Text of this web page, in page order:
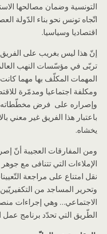
التونسية وضمان مصالحها
اتّجاه تونس نحو بناء الدّولة
اقتصاديا وسياسيا.
إنّ هذا ليس بغريب على
تربّى في مؤسّسات النهب
المهمات المكلّف بها مهما
ومكلفة اجتماعيا ومدمّرة
وإصراره على فرض مخطّطاته
باعتبار هذا الفريق غير معني
يخشاه.
ومن المفارقات العجيبة أنّ
الإملاءات التي تتنافى مع
نقل امتناع على مراجعة
وتحرير المساجد من
الاجتماعي… وهي إجراءات
الطّريق التي تحدّد برنامج